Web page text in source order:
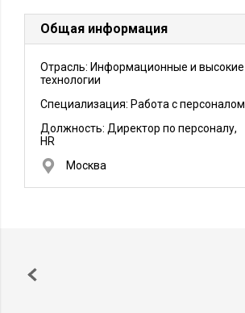
Общая информация
Отрасль: Информационные и высокие
технологии
Специализация: Работа с персоналом
Должность: Директор по персоналу,
HR
Москва